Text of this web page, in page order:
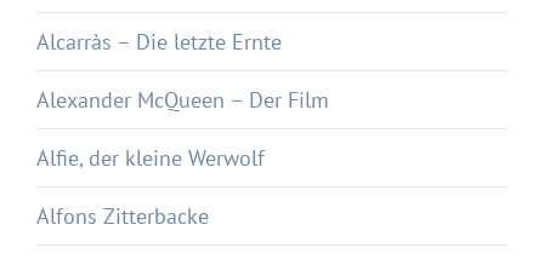
Alcarràs – Die letzte Ernte
Alexander McQueen – Der Film
Alfie, der kleine Werwolf
Alfons Zitterbacke